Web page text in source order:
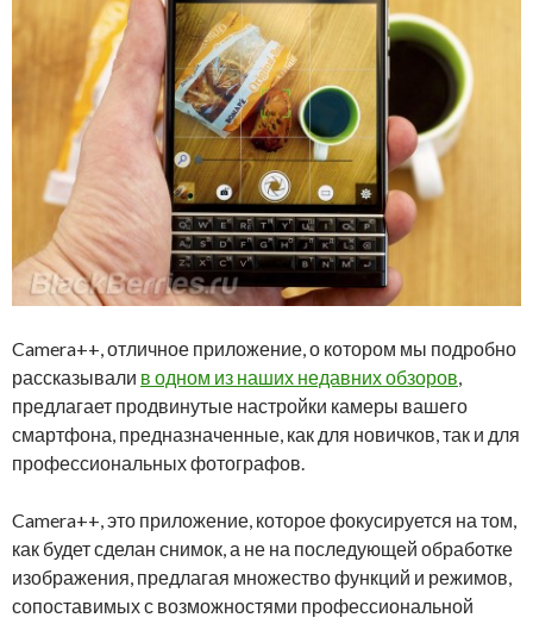
Camera++, отличное приложение, о котором мы подробно
рассказывали в одном из наших недавних обзоров,
предлагает продвинутые настройки камеры вашего
смартфона, предназначенные, как для новичков, так и для
профессиональных фотографов.
Camera++, это приложение, которое фокусируется на том,
как будет сделан снимок, а не на последующей обработке
изображения, предлагая множество функций и режимов,
сопоставимых с возможностями профессиональной